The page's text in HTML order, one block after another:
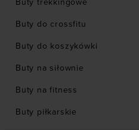
Buty trekkingowe
Buty do crossfitu
Buty do koszykówki
Buty na siłownie
Buty na fitness
Buty piłkarskie